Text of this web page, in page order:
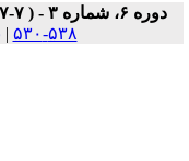
دوره ۶، شماره ۳ - ( ۷-۱۳۹۷ )
۵۳۸-۵۳۰
|